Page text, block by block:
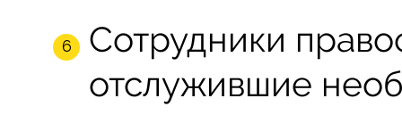
Сотрудники
отслужившие